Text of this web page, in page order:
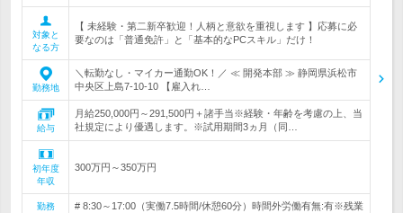
対象と
なる方
【 未経験・第二新卒歓迎！人柄と意欲を重視します 】応募に必
要なのは「普通免許」と「基本的なPCスキル」だけ！
勤務地
＼転勤なし・マイカー通勤OK！／ ≪ 開発本部 ≫ 静岡県浜松市
中央区上島7-10-10 【雇入れ…
給与
月給250,000円～291,500円＋諸手当※経験・年齢を考慮の上、当
社規定により優遇します。※試用期間3ヵ月（同…
初年度
年収
300万円～350万円
勤務
# 8:30～17:00（実働7.5時間/休憩60分）時間外労働有無:有※残業